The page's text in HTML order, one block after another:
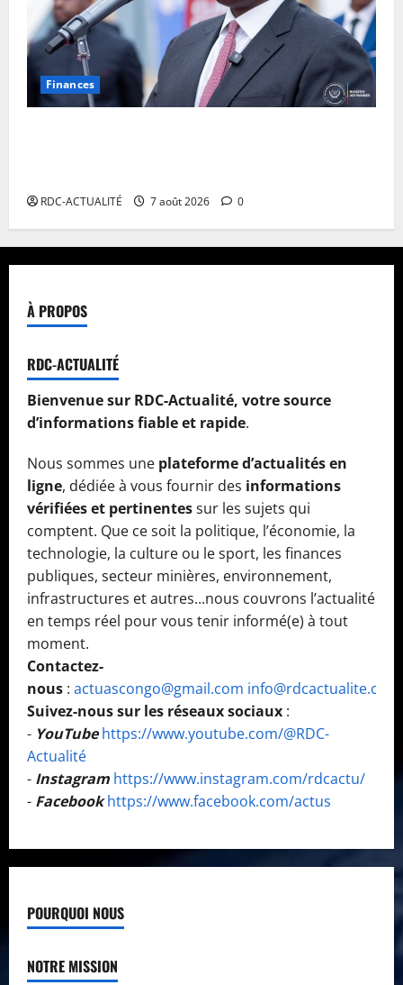
Finances
RDC-ACTUALITÉ 7 août 2026 0
À PROPOS
RDC-ACTUALITÉ
Bienvenue sur RDC-Actualité, votre source
d’informations fiable et rapide.
Nous sommes une plateforme d’actualités en
ligne, dédiée à vous fournir des informations
vérifiées et pertinentessur les sujets qui
comptent. Que ce soit la politique, l’économie, la
technologie, la culture ou le sport, les finances
publiques, secteur minières, environnement,
infrastructures et autres...nous couvrons l’actualité
en temps réel pour vous tenir informé(e) à tout
moment.
Contactez-
nous : actuascongo@gmail.com info@rdcactualite.com
Suivez-nous sur les réseaux sociaux :
- YouTube https://www.youtube.com/@RDC-
Actualité
- Instagram https://www.instagram.com/rdcactu/
- Facebook https://www.facebook.com/actus
POURQUOI NOUS
NOTRE MISSION